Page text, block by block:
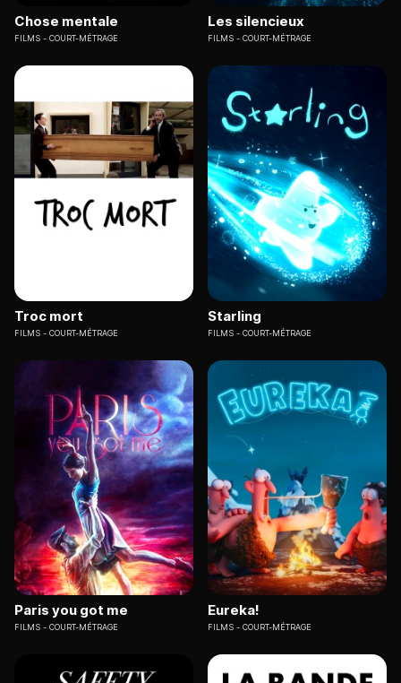
Chose mentale
FILMS COURT-MÉTRAGE
Les silencieux
FILMS COURT-MÉTRAGE
Troc mort
FILMS COURT-MÉTRAGE
Starling
FILMS COURT-MÉTRAGE
Paris you got me
FILMS COURT-MÉTRAGE
Eureka!
FILMS COURT-MÉTRAGE